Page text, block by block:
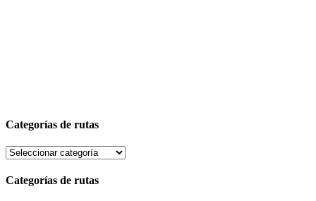
Categorías de rutas
Categorías de rutas